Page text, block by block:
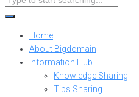
Home
About Bigdomain
Information Hub
Knowledge Sharing
Tips Sharing